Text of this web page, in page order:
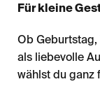
Für kleine
Ob
als liebevolle
wählst du ganz